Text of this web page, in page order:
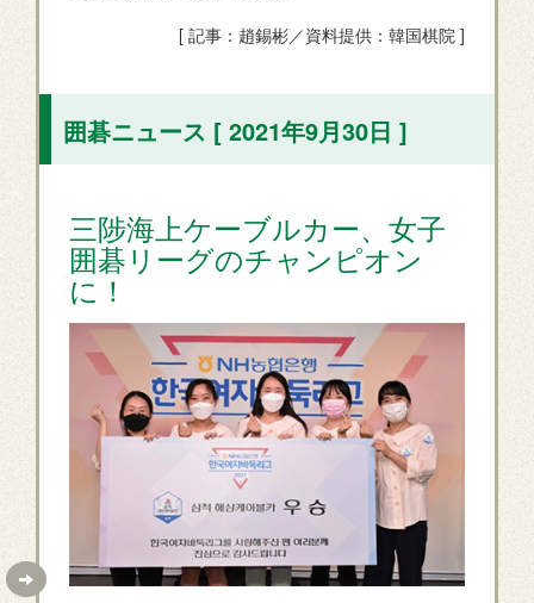
[ 記事：趙錫彬／資料提供：韓国棋院 ]
囲碁ニュース [ 2021年9月30日 ]
三陟海上ケーブルカー、女子
囲碁リーグのチャンピオン
に！